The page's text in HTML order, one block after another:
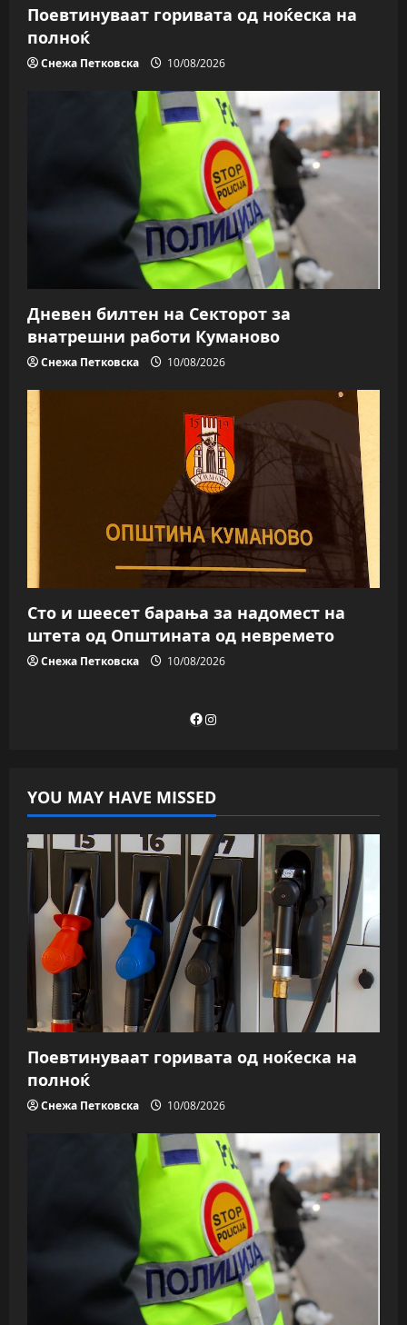
n
Поевтинуваат горивата од ноќеска на
полноќ
Снежа Петковска 10/08/2026
Дневен билтен на Секторот за
внатрешни работи Куманово
Снежа Петковска 10/08/2026
Сто и шеесет барања за надомест на
штета од Општината од невремето
Снежа Петковска 10/08/2026
Facebook
Instagram
YOU MAY HAVE MISSED
Поевтинуваат горивата од ноќеска на
полноќ
Снежа Петковска 10/08/2026